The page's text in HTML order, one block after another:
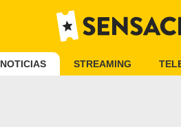
NOTICIAS STREAMING